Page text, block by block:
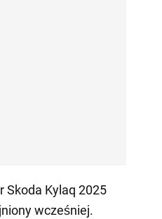
Skoda Kylaq 2025
wcześniej.